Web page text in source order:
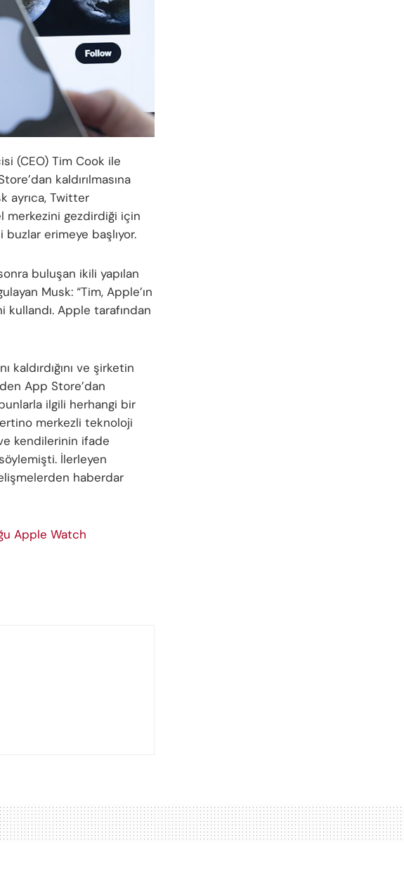
(CEO) Tim Cook ile
kaldırılmasına
ayrıca, Twitter
merkezini gezdirdiği için
erimeye başlıyor.
buluşan ikili yapılan
Musk: “Tim, Apple’ın
kullandı. Apple tarafından
kaldırdığını ve şirketin
App Store’dan
ilgili herhangi bir
merkezli teknoloji
kendilerinin ifade
İlerleyen
haberdar
Apple Watch